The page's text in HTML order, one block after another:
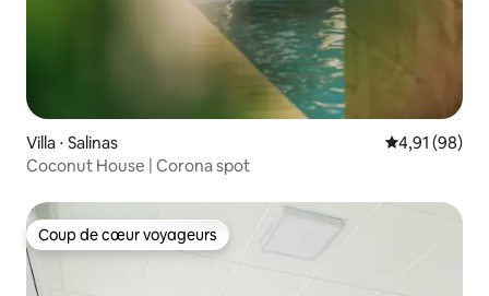
Villa ⋅ Salinas Évaluation
4,91 (98)
Coconut House | Corona spot
Coup de cœur voyageurs
Coup de cœur voyageurs